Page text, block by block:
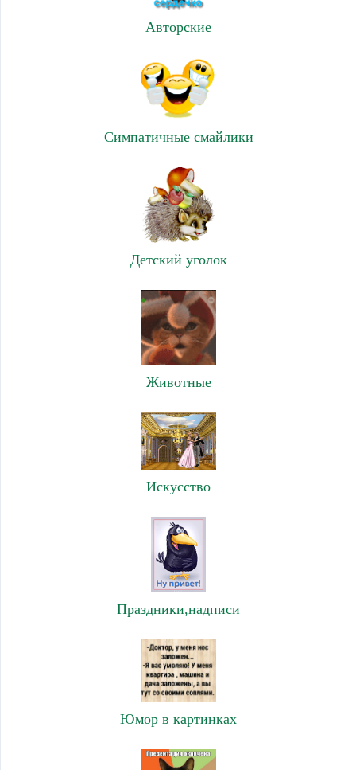
Авторские
Симпатичные смайлики
Детский уголок
Животные
Искусство
Праздники,надписи
Юмор в картинках